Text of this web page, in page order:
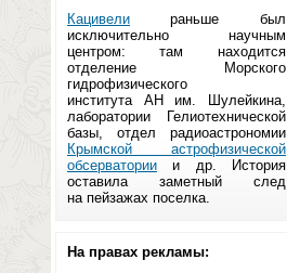
Кацивели раньше был
исключительно научным
центром: там находится
отделение Морского
гидрофизического
института АН им. Шулейкина,
лаборатории Гелиотехнической
базы, отдел радиоастрономии
Крымской астрофизической
обсерватории и др. История
оставила заметный след
на пейзажах поселка.
На правах рекламы: